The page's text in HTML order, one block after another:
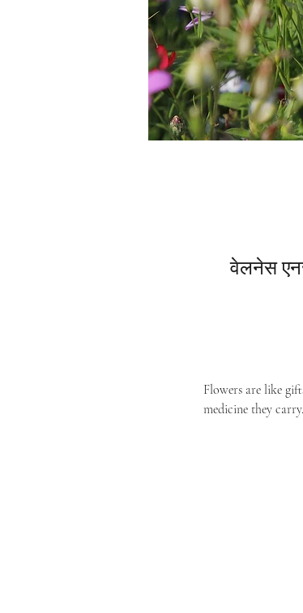
वेलनेस
Flowers are like
medicine they